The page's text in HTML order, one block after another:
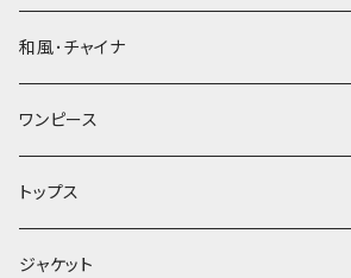
和風･チャイナ
ワンピース
トップス
ジャケット